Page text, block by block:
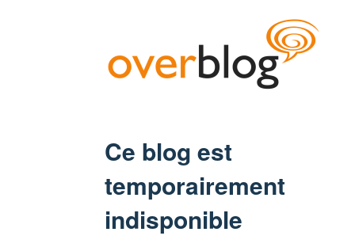
Ce blog est
temporairement
indisponible